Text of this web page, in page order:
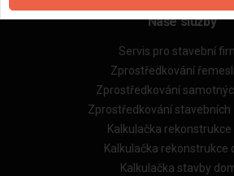
Naše služby
Servis pro stavební
Zprostředkování
Zprostředkování
Zprostředkování stavebních
Kalkulačka rekonstrukce
Kalkulačka rekonstrukce
Kalkulačka stavby